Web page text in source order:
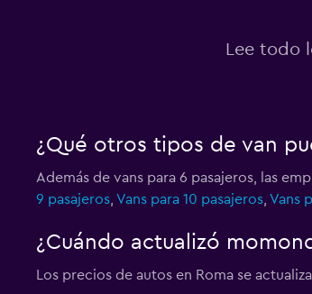
Lee todo
¿Qué otros tipos de van
Además de vans para 6 pasajeros, las
9 pasajeros, Vans para 10 pasajeros, Vans
¿Cuándo actualizó
Los precios de autos en Roma se